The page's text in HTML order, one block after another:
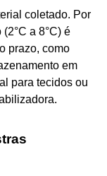
coletado. Por
a 8°C) é
prazo, como
em
para tecidos ou